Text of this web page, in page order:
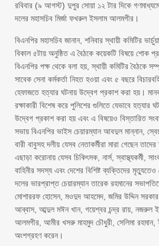
রবিবার (৯ আগস্ট) দুপুর সোয়া ১২ টার দিকে
দলের মহাসচিব মির্জা ফখরুল ইসলাম আলমগীর।
বিএনপির মহাসচিব জানান, শনিবার স্থায়ী কমিটির
বিকাল ৫টায় অনুষ্ঠিত এ বৈঠকে কয়েকটি বিষয়ে শোক
বিএনপির পক্ষ থেকে বলা হয়, স্থায়ী কমিটির বৈঠকে
সাবেক সেনা কর্মকর্তা নিহত হওয়া এবং ৫ বছরে
হেফাজতে হত্যার ঘটনায় উদ্বেগ প্রকাশ করা হয়।
রক্ষাকারী বিশেষ করে পুলিশের গুলিতে যেভাবে হত্যার
উদ্বেগ প্রকাশ করা হয় এবং এ বিষয়েও বিস্তারিত
সভায় বিএনপির ভাইস চেয়ারম্যান আবদুল মান্নান,
বারী বাবুসহ দলীয় যেসব নেতাকর্মীরা মারা গেছেন
এছাড়া করোনায় যেসব চিকিৎসক, নার্স, স্বাস্থ্যকর্মী,
বাহিনীর সদস্য এবং দেশের বিশিষ্ট ব্যক্তিদের
দলের ভারপ্রাপ্ত চেয়ারম্যান তারেক রহমানের
মোশাররফ হোসেন, মওদুদ আহমেদ, জমির উদ্দিন সরকার,
আব্বাস, আব্দুল মঈন খান, গয়েশ্বর চন্দ্র রায়, নজরুল
আলমগীর, আমীর খসরু মাহমুদ চৌধুরী, সেলিমা রহমান,
অংশগ্রহণ করেন।